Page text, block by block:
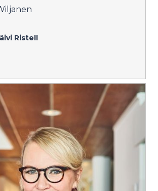
Ristell